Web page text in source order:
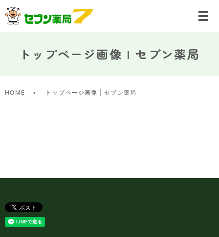
トップページ画像 | セブン薬局
HOME トップページ画像 | セブン薬局